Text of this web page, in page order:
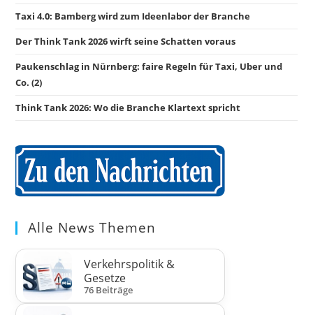
Taxi 4.0: Bamberg wird zum Ideenlabor der Branche
Der Think Tank 2026 wirft seine Schatten voraus
Paukenschlag in Nürnberg: faire Regeln für Taxi, Uber und
Co. (2)
Think Tank 2026: Wo die Branche Klartext spricht
Alle News Themen
Verkehrspolitik &
Gesetze
76 Beiträge